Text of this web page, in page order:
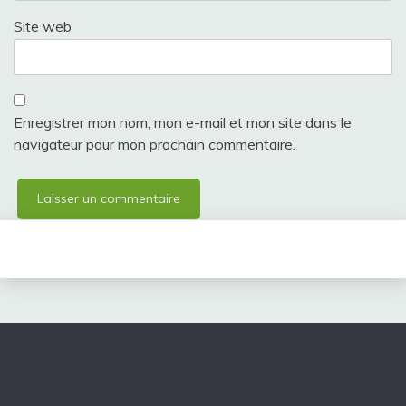
Site web
Enregistrer mon nom, mon e-mail et mon site dans le
navigateur pour mon prochain commentaire.